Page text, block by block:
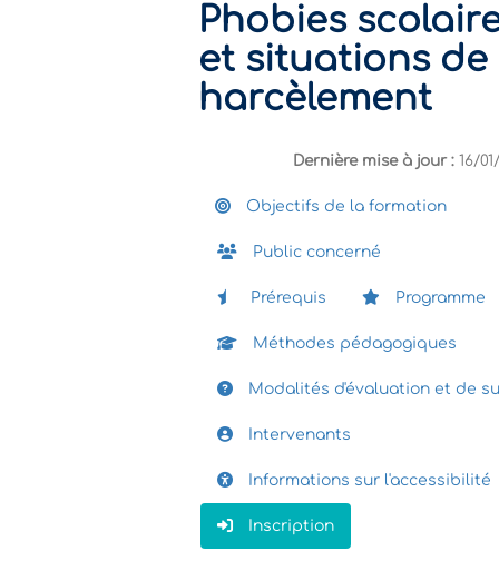
Phobies
et situations de
harcèlement
Dernière mise à jour : 16/
Objectifs de la formation
Public concerné
Prérequis Programme
Méthodes pédagogiques
Modalités d'évaluation et de
Intervenants
Informations sur l'accessibilité
Inscription